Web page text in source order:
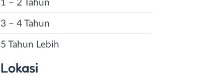
1 – 2 Tahun
3 – 4 Tahun
5 Tahun Lebih
Lokasi